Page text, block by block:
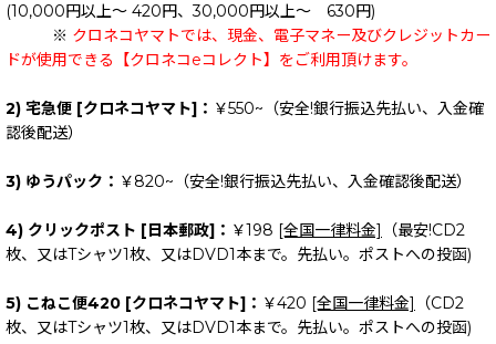
(10,000円以上～ 420円、30,000円以上～ 630円)
※ クロネコヤマトでは、現金、電子マネー及びクレジットカー
ドが使用できる【クロネコeコレクト】をご利用頂けます。
2) 宅急便 [クロネコヤマト]： ￥550~（安全!銀行振込先払い、入金確
認後配送）
3) ゆうパック： ￥820~（安全!銀行振込先払い、入金確認後配送）
4) クリックポスト [日本郵政]： ￥198 [全国一律料金]
（最安!CD2
枚、又はTシャツ1枚、又はDVD1本まで。先払い。ポストへの投函)
5) こねこ便420 [クロネコヤマト]： ￥420 [全国一律料金]
（CD2
枚、又はTシャツ1枚、又はDVD1本まで。先払い。ポストへの投函)